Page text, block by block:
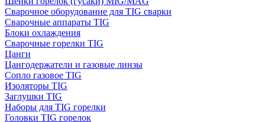
Сварочное оборудование для TIG сварки
Сварочные аппараты TIG
Блоки охлаждения
Сварочные горелки TIG
Цанги
Цангодержатели и газовые линзы
Сопло газовое TIG
Изоляторы TIG
Заглушки TIG
Наборы для TIG горелки
Головки TIG горелок